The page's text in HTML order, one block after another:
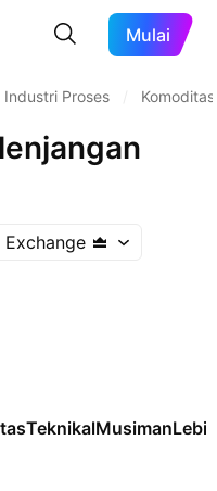
Mulai
Industri Proses
TeknikalMusiman